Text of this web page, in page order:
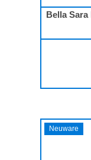
Bella
Neuware